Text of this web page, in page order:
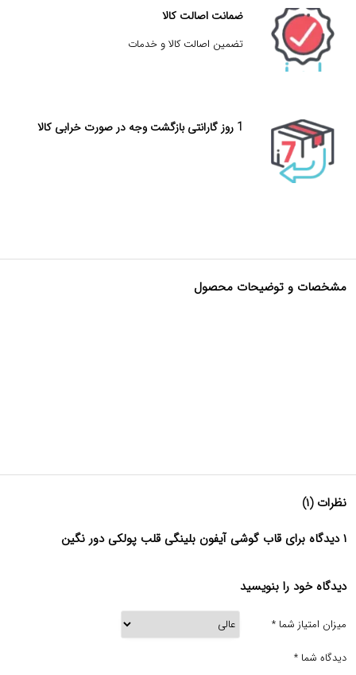
ضمانت اصالت کالا
تضمین اصالت کالا و خدمات
1 روز گارانتی بازگشت وجه در صورت خرابی کالا
مشخصات و توضیحات محصول
نظرات (۱)
۱ دیدگاه برای قاب گوشی آیفون بلینگی قلب پولکی دور نگین
دیدگاه خود را بنویسید
میزان امتیاز شما *
دیدگاه شما *